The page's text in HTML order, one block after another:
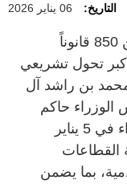
التاريخ: 06 يناير 2026
أصدرت حكومة دولة الإمارات أكثر من 850 قانوناً
على مدى 20 عاماً، كأكبر تحول تشريعي
بن راشد آل
حاكم
دبي "رعاه الله"، رئاسة مجلس الوزراء في 5 يناير
القطاعات
بما يضمن